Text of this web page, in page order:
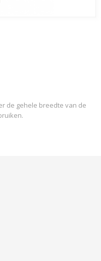
de gehele breedte van de